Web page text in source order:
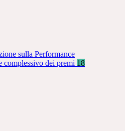
sulla Performance
complessivo dei premi 18